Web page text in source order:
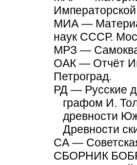
МИА —
наук СССР.
МРЗ —
ОАК — Отчёт
Петроград.
РД — Русские
графом И.
древности
Древности
СА —
СБОРНИК